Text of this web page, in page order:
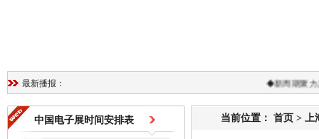
最新播报： ◆新周期聚力
中国电子展时间安排表 当前位置： 首页 > 上